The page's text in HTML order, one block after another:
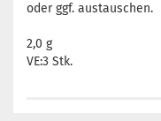
oder ggf. austauschen.
2,0 g
VE:3 Stk.